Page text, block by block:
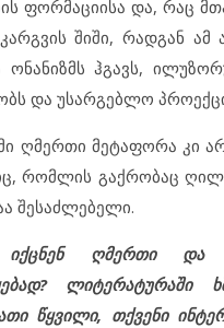
ფორმაციისა და, რაც
შიში, რადგან
ონანიზმს ჰგავს,
და უსარგებლო
ღმერთი მეტაფორა კი
რომლის გაქრობაც
შესაძლებელი.
ღმერთი და
ლიტერატურაში
წყვილი, თქვენი